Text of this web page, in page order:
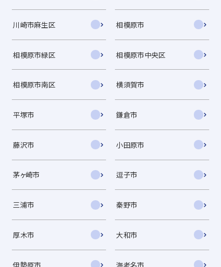
川崎市麻生区 相模原市
相模原市緑区 相模原市中央区
相模原市南区 横須賀市
平塚市 鎌倉市
藤沢市 小田原市
茅ヶ崎市 逗子市
三浦市 秦野市
厚木市 大和市
伊勢原市 海老名市